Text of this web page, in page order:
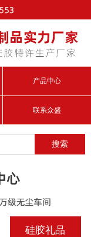
产品中心
联系众盛
硅胶礼品